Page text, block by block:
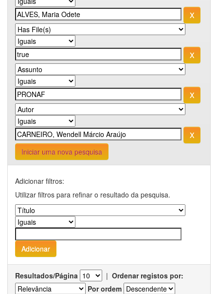
Iniciar uma nova pesquisa
Adicionar filtros:
Utilizar filtros para refinar o resultado da pesquisa.
Resultados/Página | Ordenar registos por:
Por ordem